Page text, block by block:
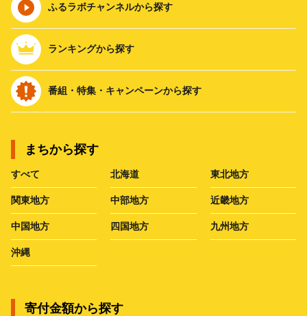
ふるラボチャンネルから探す
ランキングから探す
番組・特集・キャンペーンから探す
まちから探す
すべて 北海道 東北地方
関東地方 中部地方 近畿地方
中国地方 四国地方 九州地方
沖縄
寄付金額から探す